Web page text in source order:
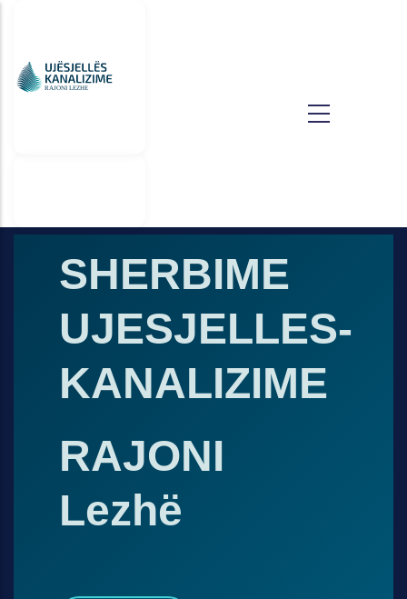
E-
SHERBIME
UJESJELLES-
KANALIZIME
RAJONI
Lezhë